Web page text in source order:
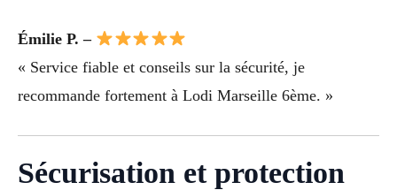
Émilie P. –
« Service fiable et conseils sur la sécurité, je
recommande fortement à Lodi Marseille 6ème. »
Sécurisation et protection